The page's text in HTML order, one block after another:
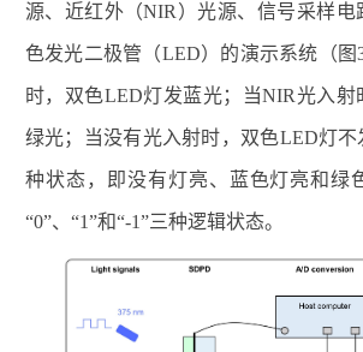
源、近红外（NIR）光源、信号采样电
色发光二极管（LED）的演示系统（图
时，双色LED灯发蓝光；当NIR光入射
绿光；当没有光入射时，双色LED灯不
种状态，即没有灯亮、蓝色灯亮和绿
“0”、“1”和“-1”三种逻辑状态。